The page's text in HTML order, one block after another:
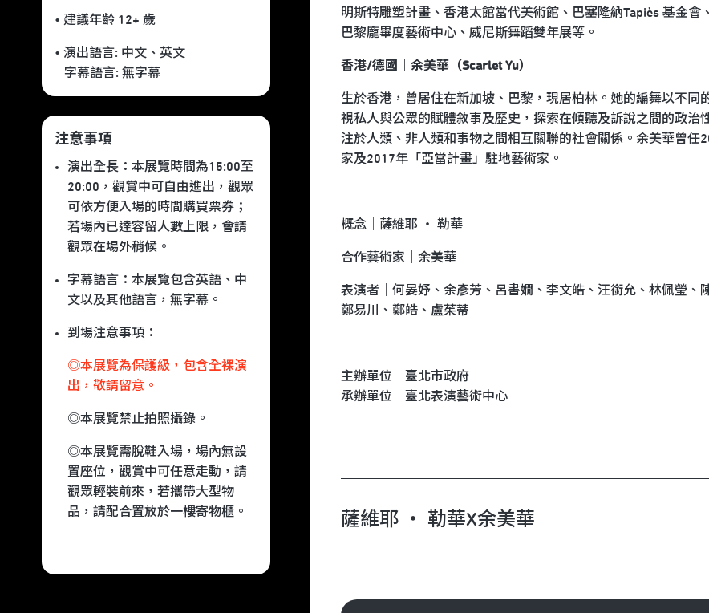
• 建議年齡 12+ 歲
• 演出語言: 中文 、 英文
字幕語言: 無字幕
注意事項
演出全長：本展覽時間為15:00至
20:00，觀賞中可自由進出，觀眾
可依方便入場的時間購買票券；
若場內已達容留人數上限，會請
觀眾在場外稍候。
字幕語言：本展覽包含英語、中
文以及其他語言，無字幕。
到場注意事項：
◎本展覽為保護級，包含全裸演
出，敬請留意。
◎本展覽禁止拍照攝錄。
◎本展覽需脫鞋入場，場內無設
置座位，觀賞中可任意走動，請
觀眾輕裝前來，若攜帶大型物
品，請配合置放於一樓寄物櫃。
明斯特雕塑計畫、香港太館當代美術館、巴塞隆納Tapiès 基金會
巴黎龐畢度藝術中心、威尼斯舞蹈雙年展等。
香港/德國｜余美華（Scarlet Yu）
生於香港，曾居住在新加坡、巴黎，現居柏林。她的編舞以不
視私人與公眾的賦體敘事及歷史，探索在傾聽及訴說之間的政
注於人類、非人類和事物之間相互關聯的社會關係。余美華曾
家及2017年「亞當計畫」駐地藝術家。
概念│薩維耶 ‧ 勒華
合作藝術家｜余美華
表演者｜何晏妤、余彥芳、呂書嫺、李文皓、汪銜允、林佩瑩、
鄭易川、鄭皓、盧茱蒂
主辦單位｜臺北市政府
承辦單位｜臺北表演藝術中心
薩維耶 ‧ 勒華X余美華